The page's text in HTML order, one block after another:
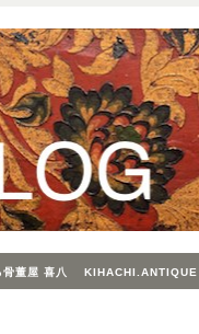
骨董屋 喜八 KIHACHI.ANTIQUE